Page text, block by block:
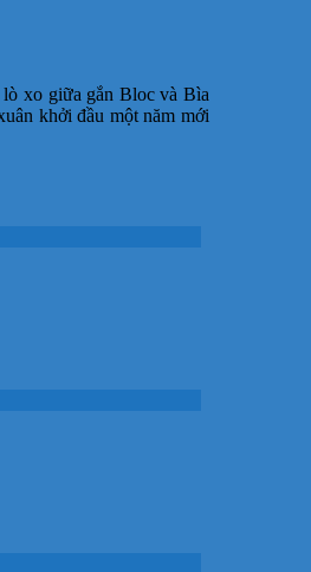
xo giữa gắn Bloc và Bìa
khởi đầu một năm mới